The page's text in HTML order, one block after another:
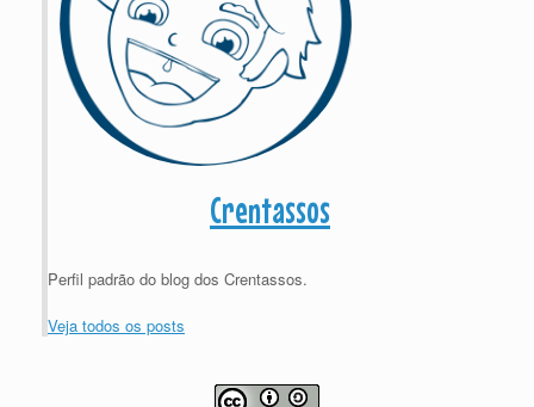
Crentassos
Perfil padrão do blog dos Crentassos.
Veja todos os posts